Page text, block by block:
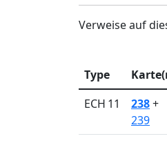
Verweise auf
Type
ECH 11
238+
239